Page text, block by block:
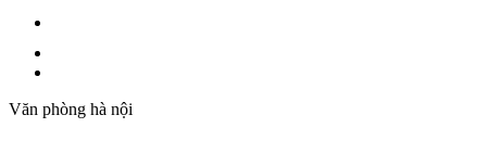
Văn phòng hà nội